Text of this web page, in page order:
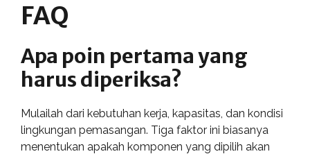
FAQ
Apa poin pertama yang
harus diperiksa?
Mulailah dari kebutuhan kerja, kapasitas, dan kondisi
lingkungan pemasangan. Tiga faktor ini biasanya
menentukan apakah komponen yang dipilih akan